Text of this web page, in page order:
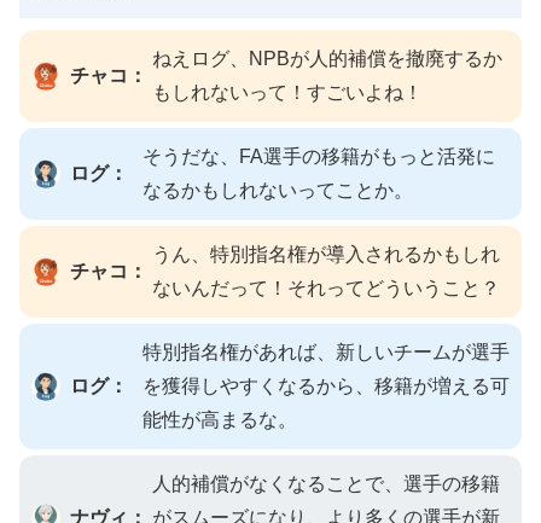
チャコ：
ねえログ、NPBが人的補償を撤廃するか
もしれないって！すごいよね！
ログ：
そうだな、FA選手の移籍がもっと活発に
なるかもしれないってことか。
チャコ：
うん、特別指名権が導入されるかもしれ
ないんだって！それってどういうこと？
ログ：
特別指名権があれば、新しいチームが選手
を獲得しやすくなるから、移籍が増える可
能性が高まるな。
ナヴィ：
人的補償がなくなることで、選手の移籍
がスムーズになり、より多くの選手が新